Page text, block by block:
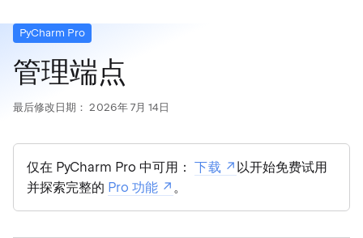
PyCharm Pro
管理端点
最后修改日期： 2026年 7月 14日
仅在 PyCharm Pro 中可用：下载
以开始免费试用
并探索完整的 Pro 功能 。